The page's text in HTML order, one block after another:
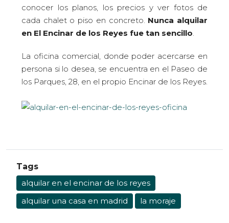
conocer los planos, los precios y ver fotos de
cada chalet o piso en concreto. Nunca alquilar
en El Encinar de los Reyes fue tan sencillo
La oficina comercial, donde poder acercarse en
persona si lo desea, se encuentra en el Paseo de
los Parques, 28, en el propio Encinar de los Reyes.
Tags
alquilar en el encinar de los reyes
alquilar una casa en madrid
la moraje